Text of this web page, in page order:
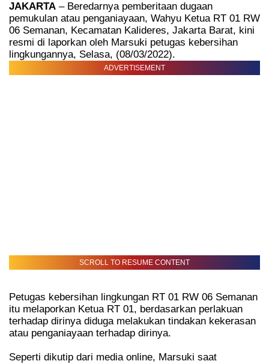
JAKARTA – Beredarnya pemberitaan dugaan
pemukulan atau penganiayaan, Wahyu Ketua RT 01 RW
06 Semanan, Kecamatan Kalideres, Jakarta Barat, kini
resmi di laporkan oleh Marsuki petugas kebersihan
lingkungannya, Selasa, (08/03/2022).
ADVERTISEMENT
SCROLL TO RESUME CONTENT
Petugas kebersihan lingkungan RT 01 RW 06 Semanan
itu melaporkan Ketua RT 01, berdasarkan perlakuan
terhadap dirinya diduga melakukan tindakan kekerasan
atau penganiayaan terhadap dirinya.
Seperti dikutip dari media online, Marsuki saat